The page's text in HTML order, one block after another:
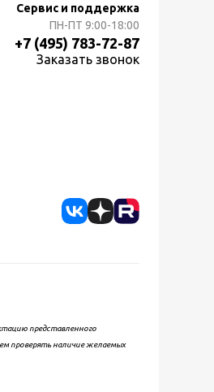
Сервис и поддержка
ПН-ПТ 9:00-18:00
+7 (495) 783-72-87
Заказать звонок
представленного
проверять наличие желаемых